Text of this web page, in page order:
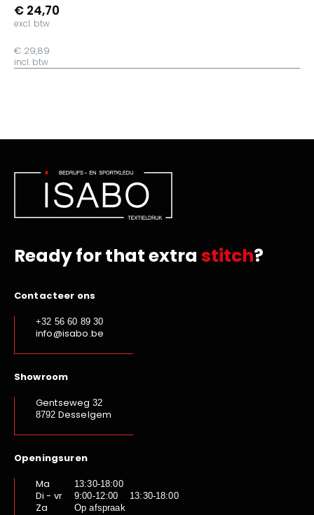
€ 24,70
excl. btw
€ 29,89
incl. btw
Ready for that extra stitch?
Contacteer ons
+32 56 60 89 30
info@isabo.be
Showroom
Gentseweg 32
8792 Desselgem
Openingsuren
Ma
13:30-18:00
Di - vr 9:00-12:00 13:30-18:00
Za Op afspraak